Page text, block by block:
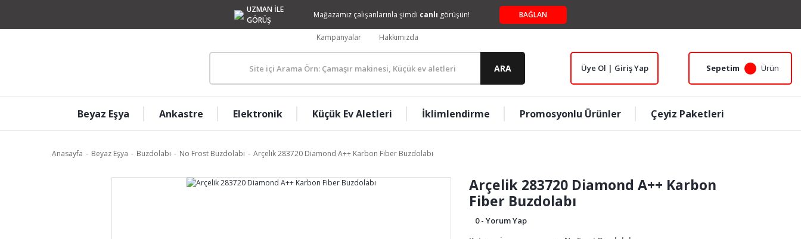
UZMAN İLE
GÖRÜŞ
Mağazamız çalışanlarınla şimdi canlı görüşün! BAĞLAN
Kampanyalar Hakkımızda
ARA Üye Ol | Giriş Yap Sepetim Ürün
Beyaz Eşya Ankastre Elektronik Küçük Ev Aletleri İklimlendirme Promosyonlu Ürünler Çeyiz Paketleri
Anasayfa Beyaz Eşya Buzdolabı No Frost Buzdolabı Arçelik 283720 Diamond A++ Karbon Fiber Buzdolabı
Arçelik 283720 Diamond A++ Karbon
Fiber Buzdolabı
0 - Yorum Yap